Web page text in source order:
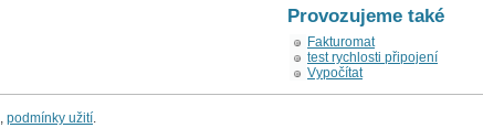
Provozujeme také
Fakturomat
test rychlosti připojení
Vypočítat
, podmínky užití.